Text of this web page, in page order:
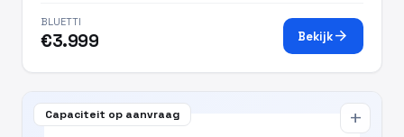
BLUETTI
€3.999 Bekijkarrow_forward
Capaciteit op aanvraag add